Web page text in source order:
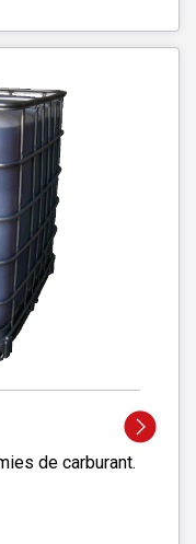
de carburant.